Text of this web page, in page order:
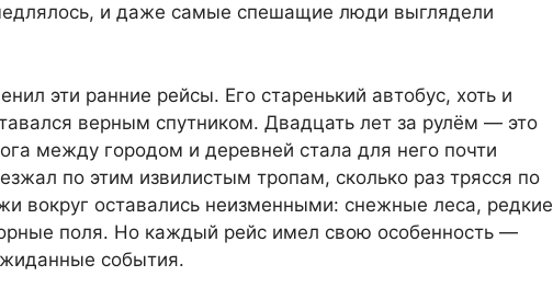
и даже самые спешащие люди выглядели
эти ранние рейсы. Его старенький автобус, хоть и
верным спутником. Двадцать лет за рулём — это
между городом и деревней стала для него почти
по этим извилистым тропам, сколько раз трясся по
вокруг оставались неизменными: снежные леса, редкие
поля. Но каждый рейс имел свою особенность —
события.